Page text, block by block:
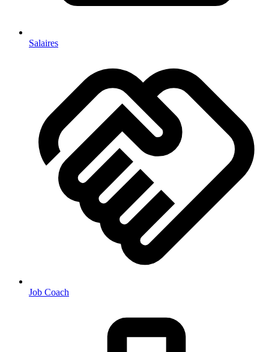
Salaires
Job Coach